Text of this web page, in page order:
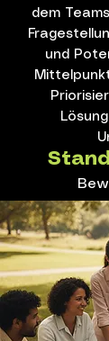
dem
und